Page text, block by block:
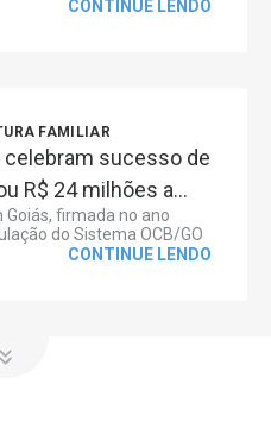
CONTINUE LENDO
FAMILIAR
celebram sucesso de
R$ 24 milhões a...
Goiás, firmada no ano
do Sistema OCB/GO
CONTINUE LENDO